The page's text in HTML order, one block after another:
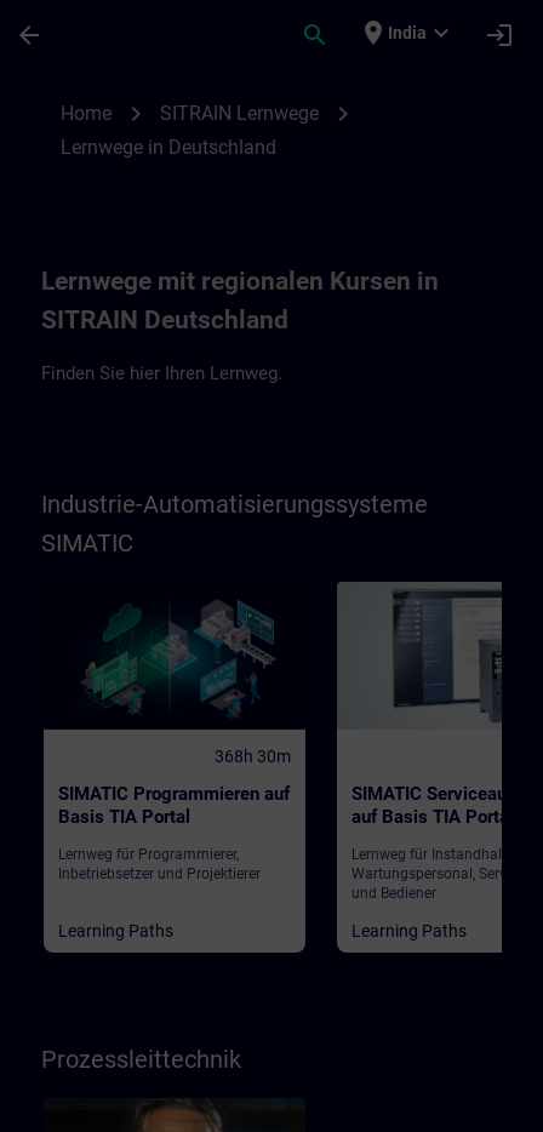
arrow_back search place India expand_more login
Home chevron_right SITRAIN Lernwege chevron_right
Lernwege in Deutschland
Lernwege mit regionalen Kursen in
SITRAIN Deutschland
Finden Sie hier Ihren Lernweg.
Industrie-Automatisierungssysteme
SIMATIC
368h 30m
SIMATIC Programmieren auf
Basis TIA Portal
Lernweg für Programmierer,
Inbetriebsetzer und Projektierer
Learning Paths
SIMATIC
auf Basis TIA Portal
Lernweg für Instandhalter,
Wartungspersonal,
und Bediener
Learning Paths
Prozessleittechnik